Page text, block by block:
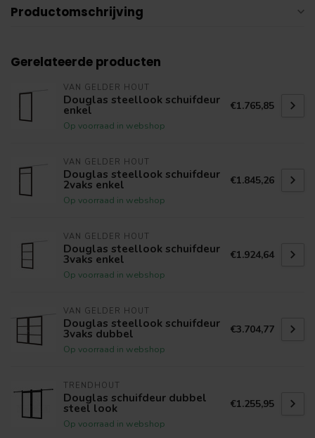
Productomschrijving
Gerelateerde producten
VAN GELDER HOUT
Douglas steellook schuifdeur
enkel
Op voorraad in webshop
€1.765,85
VAN GELDER HOUT
Douglas steellook schuifdeur
2vaks enkel
Op voorraad in webshop
€1.845,26
VAN GELDER HOUT
Douglas steellook schuifdeur
3vaks enkel
Op voorraad in webshop
€1.924,64
VAN GELDER HOUT
Douglas steellook schuifdeur
3vaks dubbel
Op voorraad in webshop
€3.704,77
TRENDHOUT
Douglas schuifdeur dubbel
steel look
Op voorraad in webshop
€1.255,95